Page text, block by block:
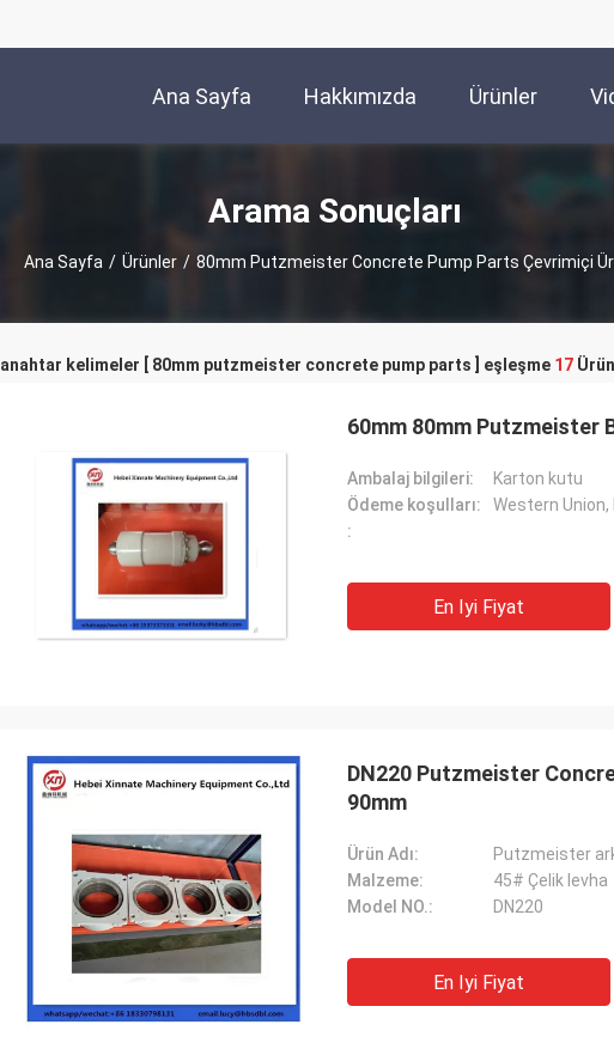
Ana Sayfa Hakkımızda Ürünler
Arama Sonuçları
Ana Sayfa / Ürünler / 80mm Putzmeister Concrete Pump Parts Çevrimiçi
anahtar kelimeler [ 80mm putzmeister concrete pump parts ] eşleşme 17
60mm 80mm Putzmeister
Ambalaj bilgileri:
Karton kutu
Ödeme koşulları:
Western
:
En Iyi Fiyat
DN220 Putzmeister
90mm
Ürün Adı:
Putzmeister
Malzeme:
45# Çelik levha
Model NO.:
DN220
En Iyi Fiyat